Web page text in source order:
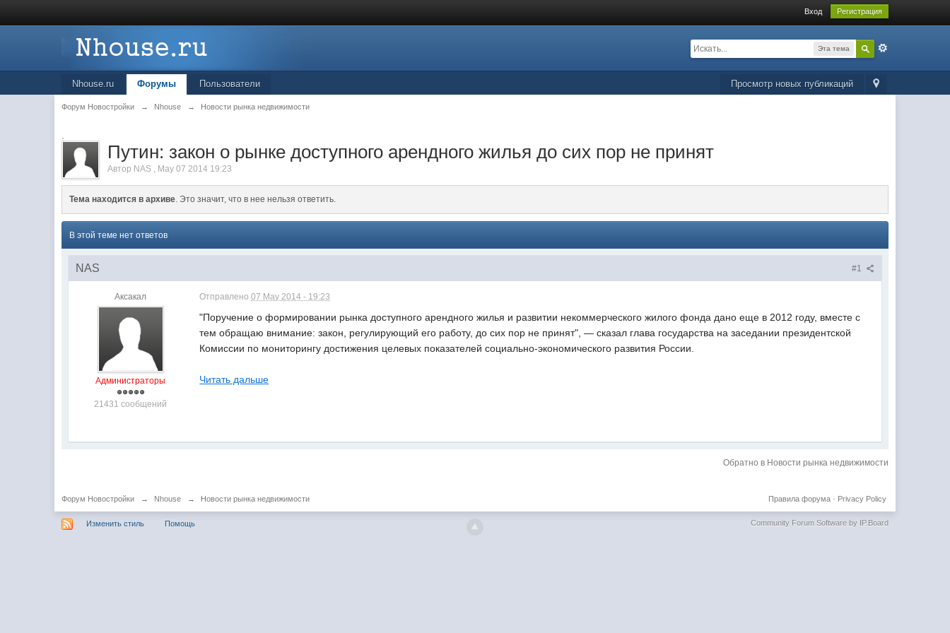
Вход Регистрация
Эта тема
Просмотр новых публикаций
Nhouse.ru Форумы Пользователи
Форум Новостройки → Nhouse → Новости рынка недвижимости
.
Путин: закон о рынке доступного арендного жилья до сих пор не принят
Автор NAS , May 07 2014 19:23
Тема находится в архиве. Это значит, что в нее нельзя ответить.
В этой теме нет ответов
#1
NAS
Аксакал
Администраторы
21431 сообщений
Отправлено07 May 2014 - 19:23
"Поручение о формировании рынка доступного арендного жилья и развитии некоммерческого жилого фонда дано еще в 2012 году, вместе с
тем обращаю внимание: закон, регулирующий его работу, до сих пор не принят", — сказал глава государства на заседании президентской
Комиссии по мониторингу достижения целевых показателей социально-экономического развития России.
Читать дальше
Обратно в Новости рынка недвижимости
Форум Новостройки → Nhouse → Новости рынка недвижимости Privacy Policy
Правила форума·
Изменить стиль Помощь Community Forum Software by IP.Board